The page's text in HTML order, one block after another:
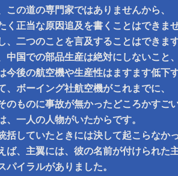
この道の専門家ではありませんから、
く正当な原因追及を書くことはできま
、二つのことを言及することはできま
中国での部品生産は絶対にしないこと
今後の航空機や生産性はますます低下
、ボーイング社航空機がこれまでに、
のものに事故が無かったどころかすご
、一人の人物がいたからです。
括していたときには決して起こらなか
ば、主翼には、彼の名前が付けられた
パイラルがありました。